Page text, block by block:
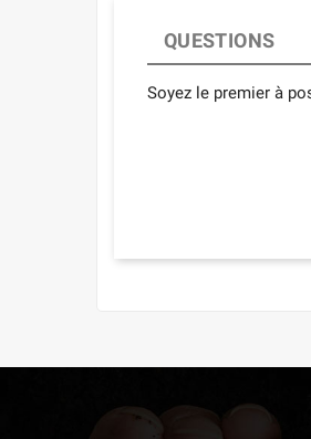
QUESTIONS
Soyez le premier à